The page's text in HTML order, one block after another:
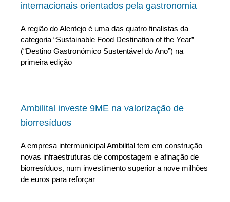
internacionais orientados pela gastronomia
A região do Alentejo é uma das quatro finalistas da
categoria “Sustainable Food Destination of the Year”
(“Destino Gastronómico Sustentável do Ano”) na
primeira edição
Ambilital investe 9ME na valorização de
biorresíduos
A empresa intermunicipal Ambilital tem em construção
novas infraestruturas de compostagem e afinação de
biorresíduos, num investimento superior a nove milhões
de euros para reforçar